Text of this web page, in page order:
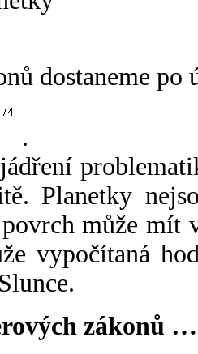
dostaneme po
.
Planetky
může mít
vypočítaná
zákonů …